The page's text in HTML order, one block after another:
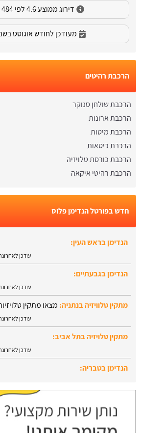
דירוג ממוצע 4.6 לפי 484 דירוגים
מעודכן לחודש אוגוסט בשנת
הרכבת רהיטים
הרכבת שולחן סנוקר
הרכבת ארונות
הרכבת מיטות
הרכבת כיסאות
הרכבת כורסת טלויזיה
הרכבת רהיטי איקאה
חדש בפורטל הנדימן פלוס
הנדימן בראש העין:
עודכן
הנדימן בגבעתיים:
עודכן
מתקין טלוויזיה בנתניה: מצאו מתקין
עודכן
מתקין טלויזיה בתל אביב:
עודכן
הנדימן בטבריה: